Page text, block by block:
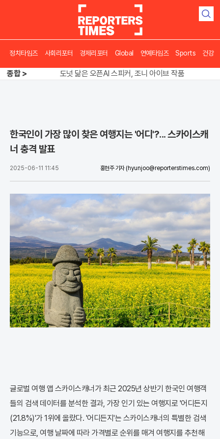
검
정치타임즈 사회리포터 경제리포터 Global 연예타임즈 Sports 건강
종합 >
도넛 닮은 오픈AI 스피커, 조니 아이브 작품
한국인이 가장 많이 찾은 여행지는 '어디'?... 스카이스캐
너 충격 발표
2025-06-11 11:45 홍현주 기자 (hyunjoo@reporterstimes.com)
글로벌 여행 앱 스카이스캐너가 최근 2025년 상반기 한국인 여행객
들의 검색 데이터를 분석한 결과, 가장 인기 있는 여행지로 '어디든지
(21.8%)'가 1위에 올랐다. '어디든지'는 스카이스캐너의 특별한 검색
기능으로, 여행 날짜에 따라 가격별로 순위를 매겨 여행지를 추천해